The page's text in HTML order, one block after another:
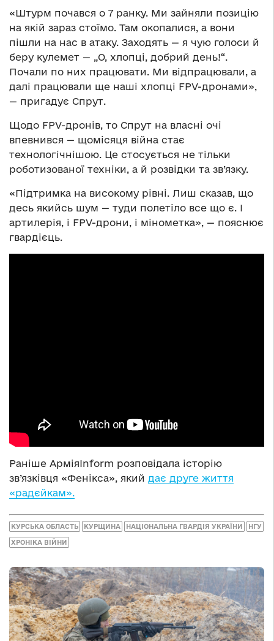
«Штурм почався о 7 ранку. Ми зайняли позицію
на якій зараз стоїмо. Там окопалися, а вони
пішли на нас в атаку. Заходять — я чую голоси й
беру кулемет — „О, хлопці, добрий день!“.
Почали по них працювати. Ми відпрацювали, а
далі працювали ще наші хлопці FPV-дронами»,
— пригадує Спрут.
Щодо FPV-дронів, то Спрут на власні очі
впевнився — щомісяця війна стає
технологічнішою. Це стосується не тільки
роботизованої техніки, а й розвідки та зв’язку.
«Підтримка на високому рівні. Лиш сказав, що
десь якийсь шум — туди полетіло все що є. І
артилерія, і FPV-дрони, і мінометка», — пояснює
гвардієць.
Раніше АрміяInform розповідала історію
зв’язківця «Фенікса», який дає друге життя
«радєйкам».
КУРСЬКА ОБЛАСТЬ КУРЩИНА НАЦІОНАЛЬНА ГВАРДІЯ УКРАЇНИ НГУ
ХРОНІКА ВІЙНИ